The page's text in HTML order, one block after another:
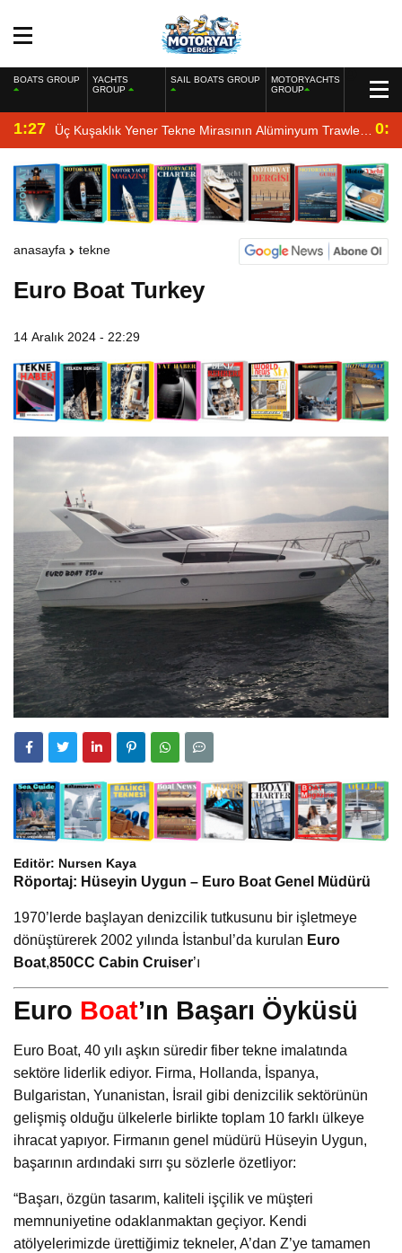
BOATS GROUP
YACHTS
GROUP
SAIL BOATS GROUP
MOTORYACHTS
GROUP
1:27 Üç Kuşaklık Yener Tekne Mirasının Alüminyum Trawler
Yorumu
anasayfa tekne
Euro Boat Turkey
14 Aralık 2024 - 22:29
Editör: Nursen Kaya
Röportaj: Hüseyin Uygun – Euro Boat Genel Müdürü
1970’lerde başlayan denizcilik tutkusunu bir işletmeye
dönüştürerek 2002 yılında İstanbul’da kurulan Euro
Boat,850CC Cabin Cruiser’ı
Euro Boat’ın Başarı Öyküsü
Euro Boat, 40 yılı aşkın süredir fiber tekne imalatında
sektöre liderlik ediyor. Firma, Hollanda, İspanya,
Bulgaristan, Yunanistan, İsrail gibi denizcilik sektörünün
gelişmiş olduğu ülkelerle birlikte toplam 10 farklı ülkeye
ihracat yapıyor. Firmanın genel müdürü Hüseyin Uygun,
başarının ardındaki sırrı şu sözlerle özetliyor:
“Başarı, özgün tasarım, kaliteli işçilik ve müşteri
memnuniyetine odaklanmaktan geçiyor. Kendi
atölyelerimizde ürettiğimiz tekneler, A’dan Z’ye tamamen